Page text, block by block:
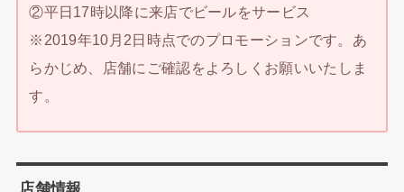
②平日17時以降に来店でビールをサービス
※2019年10月2日時点でのプロモーションです。あ
らかじめ、店舗にご確認をよろしくお願いいたしま
す。
店舗情報